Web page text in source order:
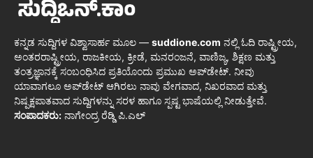
ಕನ್ನಡ ಸುದ್ದಿಗಳ ವಿಶ್ವಾಸಾರ್ಹ ಮೂಲ — suddione.com ನಲ್ಲಿ ಓದಿ ರಾಷ್ಟ್ರೀಯ,
ಅಂತರರಾಷ್ಟ್ರೀಯ, ರಾಜಕೀಯ, ಕ್ರೀಡೆ, ಮನರಂಜನೆ, ವಾಣಿಜ್ಯ, ಶಿಕ್ಷಣ ಮತ್ತು
ತಂತ್ರಜ್ಞಾನಕ್ಕೆ ಸಂಬಂಧಿಸಿದ ಪ್ರತಿಯೊಂದು ಪ್ರಮುಖ ಅಪ್‌ಡೇಟ್. ನೀವು
ಯಾವಾಗಲೂ ಅಪ್‌ಡೇಟ್ ಆಗಿರಲು ನಾವು ವೇಗವಾದ, ನಿಖರವಾದ ಮತ್ತು
ನಿಷ್ಪಕ್ಷಪಾತವಾದ ಸುದ್ದಿಗಳನ್ನು ಸರಳ ಹಾಗೂ ಸ್ಪಷ್ಟ ಭಾಷೆಯಲ್ಲಿ ನೀಡುತ್ತೇವೆ.
ಸಂಪಾದಕರು: ನಾಗೇಂದ್ರ ರೆಡ್ಡಿ ಪಿ.ಎಲ್